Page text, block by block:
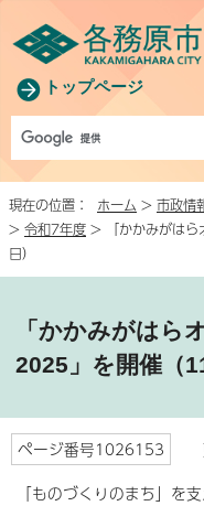
トップページ
現在の位置： ホーム > 市政情
> 令和7年度 > 「かかみがは
日）
「かかみがはら
2025」を開催（
ページ番号1026153
「ものづくりのまち」を